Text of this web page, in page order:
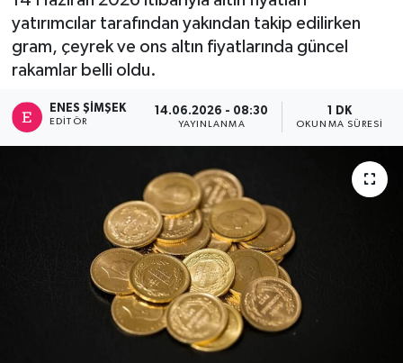
yatırımcılar tarafından yakından takip edilirken
gram, çeyrek ve ons altın fiyatlarında güncel
rakamlar belli oldu.
ENES ŞIMŞEK
EDITÖR
14.06.2026 - 08:30
YAYINLANMA
1 DK
OKUNMA SÜRESI